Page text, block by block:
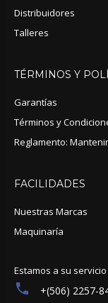
Distribuidores
Talleres
TÉRMINOS Y
Garantías
Términos y
Reglamento:
FACILIDADES
Nuestras Marcas
Maquinaría
Estamos a su servicio
+(506) 2257-